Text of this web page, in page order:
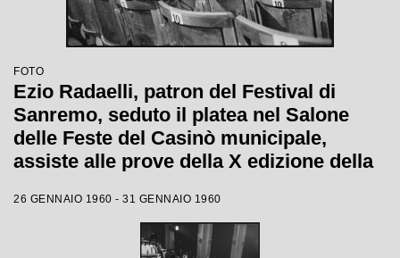
FOTO
Ezio Radaelli, patron del Festival di
Sanremo, seduto il platea nel Salone
delle Feste del Casinò municipale,
assiste alle prove della X edizione della
26 GENNAIO 1960 - 31 GENNAIO 1960